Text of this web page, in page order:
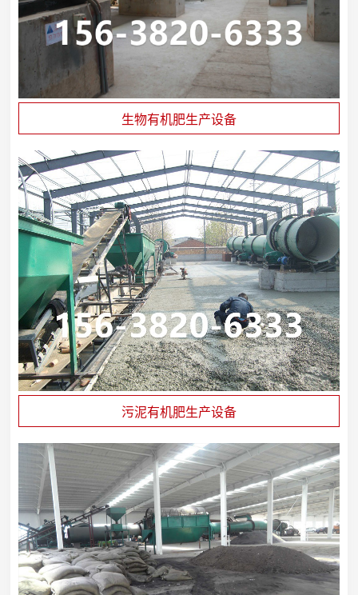
生物有机肥生产设备
污泥有机肥生产设备